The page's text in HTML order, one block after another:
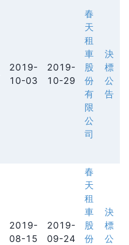
2019-
10-03
2019-
10-29
春
天
租
車
股
份
有
限
公
司
決
標
公
告
2019-
08-15
2019-
09-24
春
天
租
車
股
份
決
標
公